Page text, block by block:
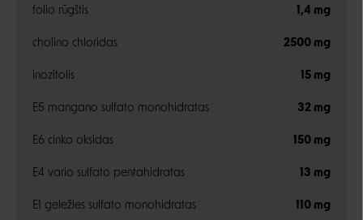
folio rūgštis 1,4 mg
cholino chloridas 2500 mg
inozitolis 15 mg
E5 mangano sulfato monohidratas 32 mg
E6 cinko oksidas 150 mg
E4 vario sulfato pentahidratas 13 mg
E1 geležies sulfato monohidratas 110 mg